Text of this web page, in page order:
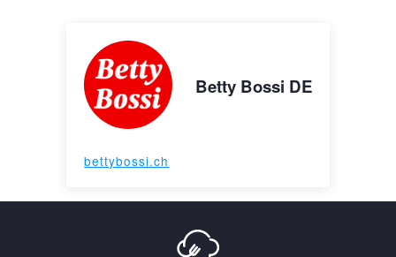
Betty Bossi DE
bettybossi.ch